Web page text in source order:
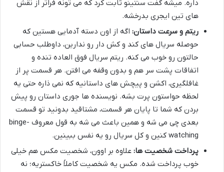
داره. میشه گفت سنتینو ثابت کرد که می تونه فراتر از نقش
های تین ایجری بدرخشه.
ریتم و سرعت داستان: اگه از اون دسته آدمایی هستین که
حوصله سریال های کند و کش دار رو ندارین، داوطلب حسابی
حالتون رو خوب می کنه. ریتم سریال فوق العاده تنده و
اتفاقات پشت سر هم و بدون وقفه می افتن. هر قسمت پر از
غافلگیری، اکشن و پیچش های داستانیه که نمی ذاره حتی یه
لحظه حواستون پرت بشه. نویسنده ها جوری داستان رو پیش
بردن که شما تا پایان هر قسمت، مشتاقید بدونید تو قسمت
بعدی چی می شه و همین باعث می شه به قول معروف binge-
watching کنین و کل سریال رو یه نفس ببینین.
پرداخت شخصیت ها: علاوه بر اوون، شخصیت مکس هم خیلی
خوب پرداخت شده. مکس یه شخصیت کاملاً خاکستریه؛ نه